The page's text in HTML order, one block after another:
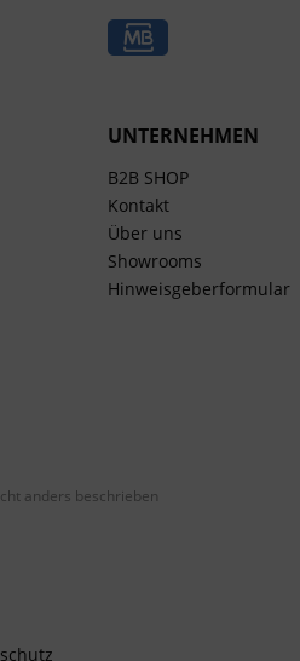
UNTERNEHMEN
B2B SHOP
Kontakt
Über uns
Showrooms
Hinweisgeberformular
anders beschrieben